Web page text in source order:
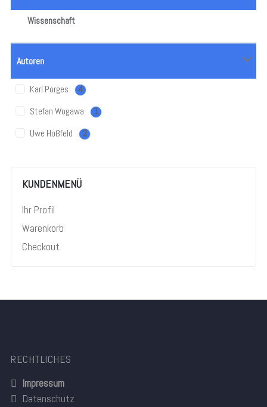
Wissenschaft
Autoren
Karl Porges 4
Stefan Wogawa 1
Uwe Hoßfeld 2
KUNDENMENÜ
Ihr Profil
Warenkorb
Checkout
RECHTLICHES
Impressum
Datenschutz